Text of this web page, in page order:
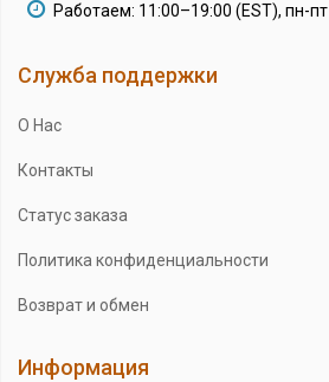
Работаем: 11:00–19:00 (EST), пн-пт
Служба поддержки
О Нас
Контакты
Статус заказа
Политика конфиденциальности
Возврат и обмен
Информация